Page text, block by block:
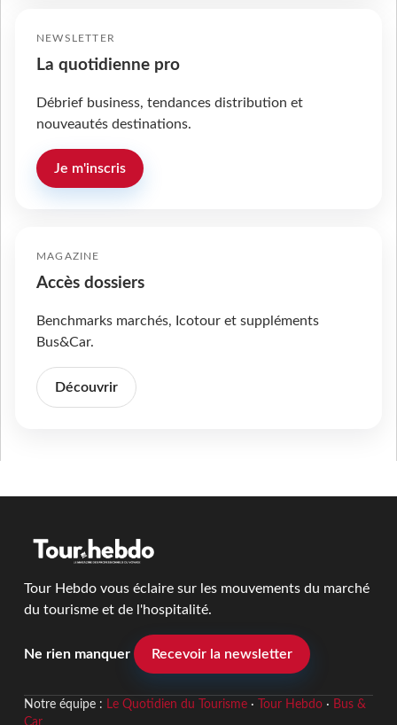
NEWSLETTER
La quotidienne pro
Débrief business, tendances distribution et
nouveautés destinations.
Je m'inscris
MAGAZINE
Accès dossiers
Benchmarks marchés, Icotour et suppléments
Bus&Car.
Découvrir
Tour Hebdo vous éclaire sur les mouvements du marché
du tourisme et de l'hospitalité.
Ne rien manquer Recevoir la newsletter
Notre équipe : Le Quotidien du Tourisme· Tour Hebdo· Bus &
Car